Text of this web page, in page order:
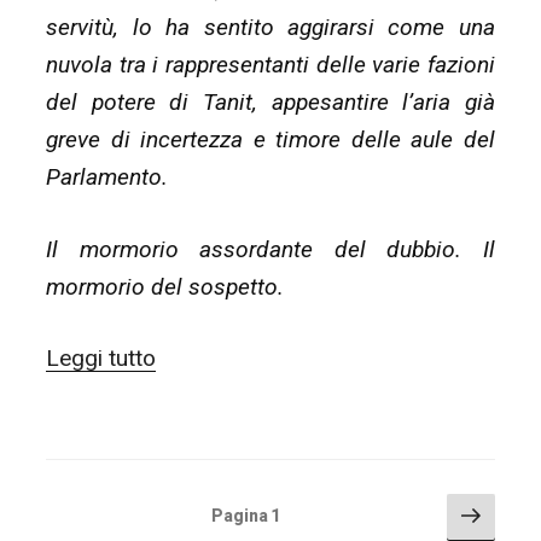
servitù, lo ha sentito aggirarsi come una
nuvola tra i rappresentanti delle varie fazioni
del potere di Tanit, appesantire l’aria già
greve di incertezza e timore delle aule del
Parlamento.
Il mormorio assordante del dubbio. Il
mormorio del sospetto.
Leggi tutto
settimana
PAGINAZIONEPagina 1